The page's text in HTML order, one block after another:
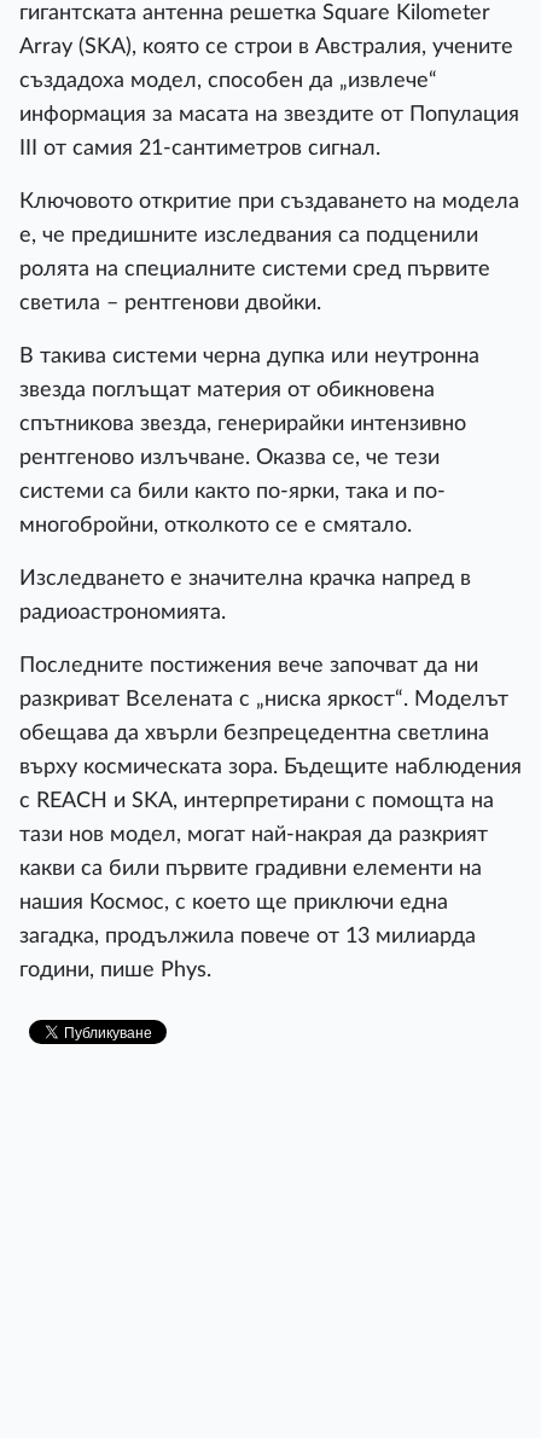
гигантската антенна решетка Square Kilometer
Array (SKA), която се строи в Австралия, учените
създадоха модел, способен да „извлече“
информация за масата на звездите от Популация
III от самия 21-сантиметров сигнал.
Ключовото откритие при създаването на модела
е, че предишните изследвания са подценили
ролята на специалните системи сред първите
светила – рентгенови двойки.
В такива системи черна дупка или неутронна
звезда поглъщат материя от обикновена
спътникова звезда, генерирайки интензивно
рентгеново излъчване. Оказва се, че тези
системи са били както по-ярки, така и по-
многобройни, отколкото се е смятало.
Изследването е значителна крачка напред в
радиоастрономията.
Последните постижения вече започват да ни
разкриват Вселената с „ниска яркост“. Моделът
обещава да хвърли безпрецедентна светлина
върху космическата зора. Бъдещите наблюдения
с REACH и SKA, интерпретирани с помощта на
тази нов модел, могат най-накрая да разкрият
какви са били първите градивни елементи на
нашия Космос, с което ще приключи една
загадка, продължила повече от 13 милиарда
години, пише Phys.